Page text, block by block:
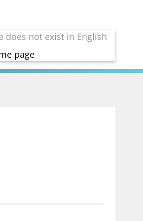
does not exist in English
page